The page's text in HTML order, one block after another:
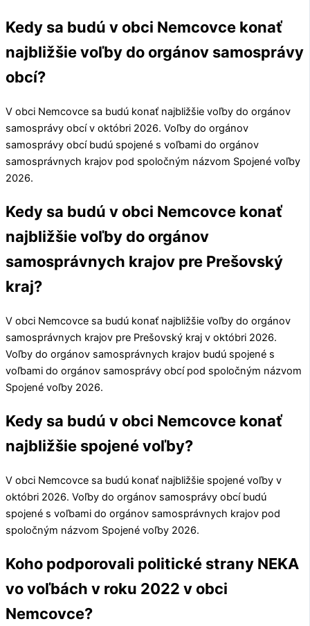
Kedy sa budú v obci Nemcovce konať
najbližšie voľby do orgánov samosprávy
obcí?
V obci Nemcovce sa budú konať najbližšie voľby do orgánov
samosprávy obcí v októbri 2026. Voľby do orgánov
samosprávy obcí budú spojené s voľbami do orgánov
samosprávnych krajov pod spoločným názvom Spojené voľby
2026.
Kedy sa budú v obci Nemcovce konať
najbližšie voľby do orgánov
samosprávnych krajov pre Prešovský
kraj?
V obci Nemcovce sa budú konať najbližšie voľby do orgánov
samosprávnych krajov pre Prešovský kraj v októbri 2026.
Voľby do orgánov samosprávnych krajov budú spojené s
voľbami do orgánov samosprávy obcí pod spoločným názvom
Spojené voľby 2026.
Kedy sa budú v obci Nemcovce konať
najbližšie spojené voľby?
V obci Nemcovce sa budú konať najbližšie spojené voľby v
októbri 2026. Voľby do orgánov samosprávy obcí budú
spojené s voľbami do orgánov samosprávnych krajov pod
spoločným názvom Spojené voľby 2026.
Koho podporovali politické strany NEKA
vo voľbách v roku 2022 v obci
Nemcovce?